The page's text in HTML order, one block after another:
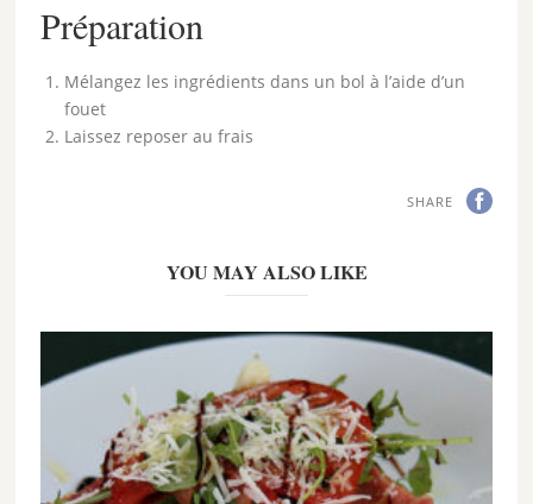
Préparation
Mélangez les ingrédients dans un bol à l’aide d’un
fouet
Laissez reposer au frais
SHARE
YOU MAY ALSO LIKE